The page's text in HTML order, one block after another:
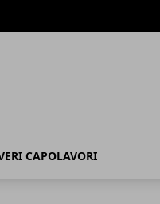
CAPOLAVORI